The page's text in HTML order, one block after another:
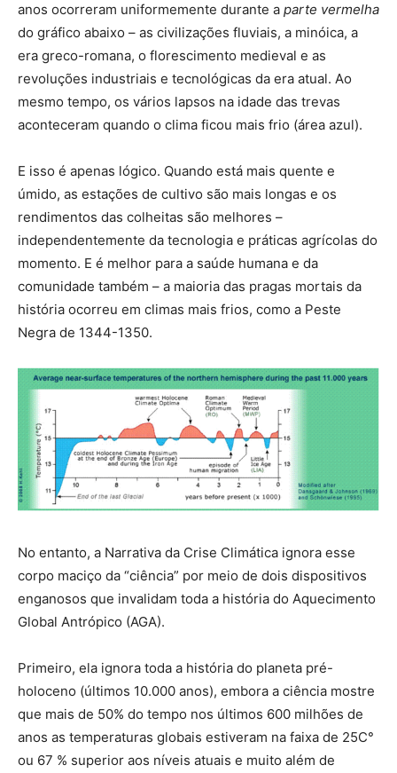
anos ocorreram uniformemente durante a parte vermelha
do gráfico abaixo – as civilizações fluviais, a minóica, a
era greco-romana, o florescimento medieval e as
revoluções industriais e tecnológicas da era atual. Ao
mesmo tempo, os vários lapsos na idade das trevas
aconteceram quando o clima ficou mais frio (área azul).
E isso é apenas lógico. Quando está mais quente e
úmido, as estações de cultivo são mais longas e os
rendimentos das colheitas são melhores –
independentemente da tecnologia e práticas agrícolas do
momento. E é melhor para a saúde humana e da
comunidade também – a maioria das pragas mortais da
história ocorreu em climas mais frios, como a Peste
Negra de 1344-1350.
No entanto, a Narrativa da Crise Climática ignora esse
corpo maciço da “ciência” por meio de dois dispositivos
enganosos que invalidam toda a história do Aquecimento
Global Antrópico (AGA).
Primeiro, ela ignora toda a história do planeta pré-
holoceno (últimos 10.000 anos), embora a ciência mostre
que mais de 50% do tempo nos últimos 600 milhões de
anos as temperaturas globais estiveram na faixa de 25C°
ou 67 % superior aos níveis atuais e muito além de